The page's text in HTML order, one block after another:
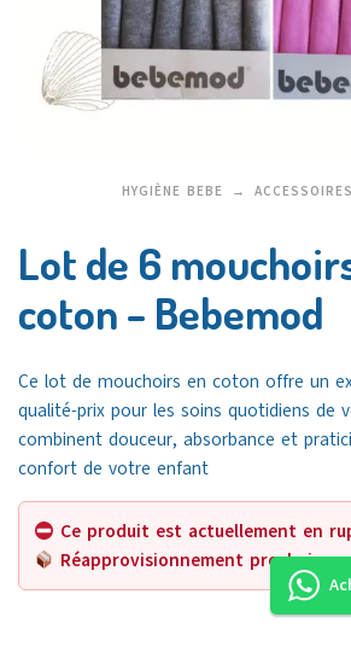
HYGIÈNE BEBE
Lot de 6
coton – Bebemod
Ce lot de mouchoirs en coton offre un
qualité-prix pour les soins quotidiens de
combinent douceur, absorbance et
confort de votre enfant
Ce produit est actuellement en
Réapprovisionnement